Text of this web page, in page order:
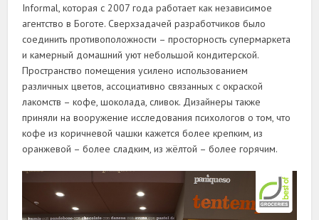
Informal, которая с 2007 года работает как независимое
агентство в Боготе. Сверхзадачей разработчиков было
соединить противоположности – просторность супермаркета
и камерный домашний уют небольшой кондитерской.
Пространство помещения усилено использованием
различных цветов, ассоциативно связанных с окраской
лакомств – кофе, шоколада, сливок. Дизайнеры также
приняли на вооружение исследования психологов о том, что
кофе из коричневой чашки кажется более крепким, из
оранжевой – более сладким, из жёлтой – более горячим.